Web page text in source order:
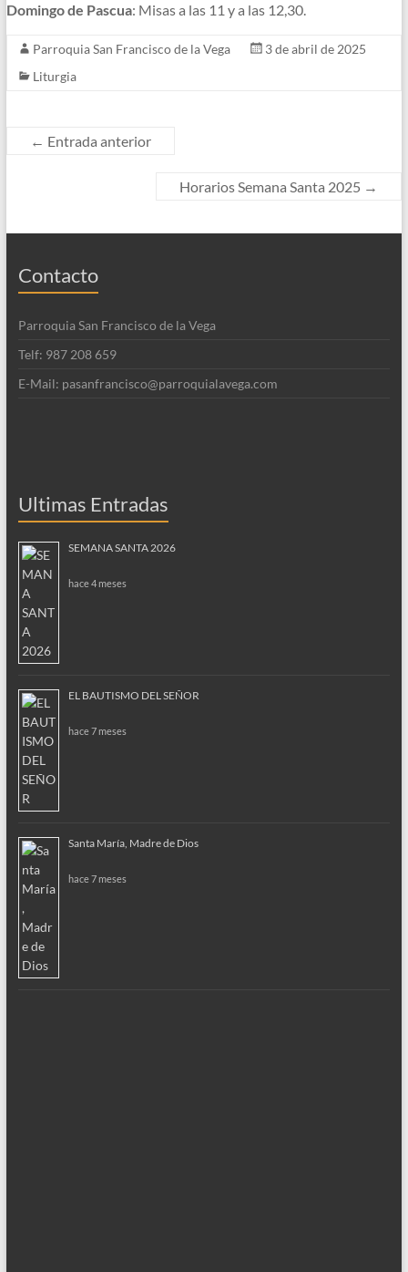
Domingo de Pascua: Misas a las 11 y a las 12,30.
Parroquia San Francisco de la Vega
3 de abril de 2025
Liturgia
← Entrada anterior
Horarios Semana Santa 2025 →
Contacto
Parroquia San Francisco de la Vega
Telf: 987 208 659
E-Mail: pasanfrancisco@parroquialavega.com
Ultimas Entradas
SEMANA SANTA 2026
hace 4 meses
EL BAUTISMO DEL SEÑOR
hace 7 meses
Santa María, Madre de Dios
hace 7 meses